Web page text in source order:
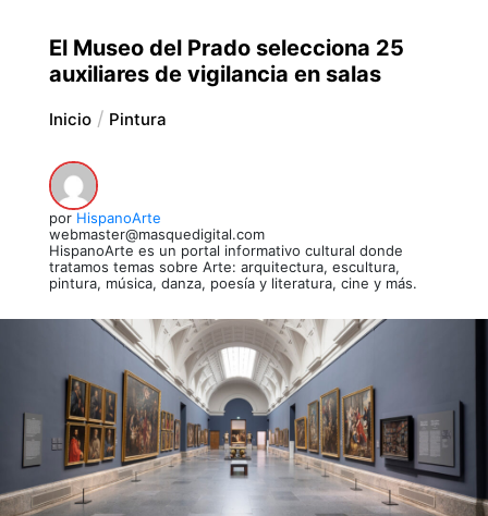
El Museo del Prado selecciona 25
auxiliares de vigilancia en salas
Inicio Pintura
por HispanoArte
webmaster@masquedigital.com
HispanoArte es un portal informativo cultural donde
tratamos temas sobre Arte: arquitectura, escultura,
pintura, música, danza, poesía y literatura, cine y más.